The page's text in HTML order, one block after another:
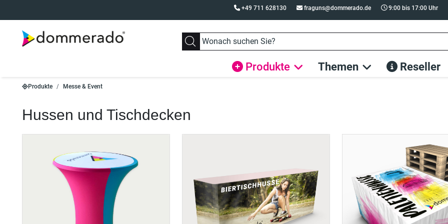
+49 711 628130 fraguns@dommerado.de 9:00 bis 17:00 Uhr
Produkte Themen Reseller
Produkte Messe & Event
Hussen und Tischdecken